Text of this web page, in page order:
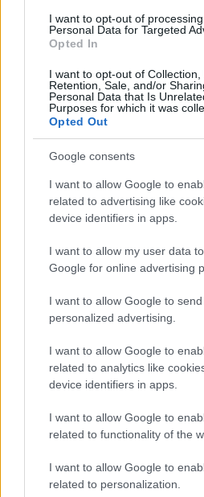
I want to opt-out of
Personal Data for Targeted
Opted In
I want to opt-out of Collection,
Retention, Sale, and/or
Personal Data that Is
Purposes for which it was
Opted Out
Google consents
I want to allow Google to
related to advertising like
device identifiers in apps.
I want to allow my user data
Google for online advertising
I want to allow Google to
personalized advertising.
I want to allow Google to
related to analytics like
device identifiers in apps.
I want to allow Google to
related to functionality of the
I want to allow Google to
related to personalization.
galvaspilsētā
TESTS.
vai vari pārspēt
deviņgadnieku
matemātikā?
Atcelt